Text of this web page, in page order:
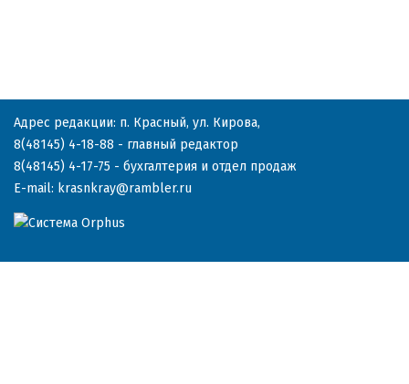
Адрес редакции: п. Красный, ул. Кирова,
8(48145) 4-18-88 - главный редактор
8(48145) 4-17-75 - бухгалтерия и отдел продаж
E-mail: krasnkray@rambler.ru